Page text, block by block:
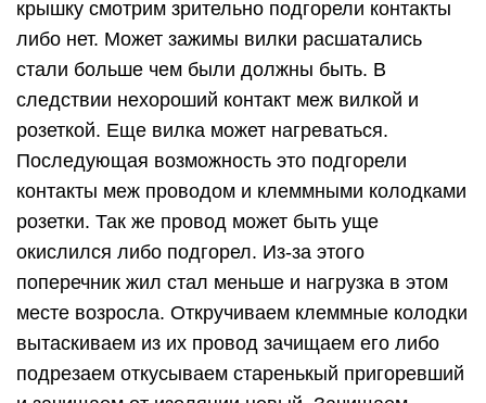
крышку смотрим зрительно подгорели контакты
либо нет. Может зажимы вилки расшатались
стали больше чем были должны быть. В
следствии нехороший контакт меж вилкой и
розеткой. Еще вилка может нагреваться.
Последующая возможность это подгорели
контакты меж проводом и клеммными колодками
розетки. Так же провод может быть уще
окислился либо подгорел. Из-за этого
поперечник жил стал меньше и нагрузка в этом
месте возросла. Откручиваем клеммные колодки
вытаскиваем из их провод зачищаем его либо
подрезаем откусываем старенькый пригоревший